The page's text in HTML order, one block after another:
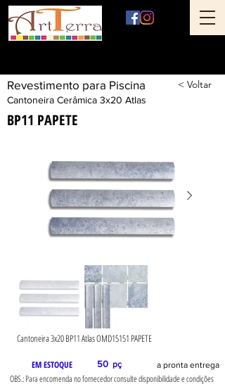
Revestimento para Piscina < Voltar
Cantoneira Cerâmica 3x20 Atlas
BP11 PAPETE
Cantoneira 3x20 BP11 Atlas OMD15151 PAPETE
EM ESTOQUE 50 pç a pronta entrega
OBS.: Para encomenda no fornecedor consulte disponibilidade e condições